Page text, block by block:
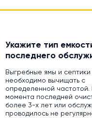
Укажите тип
последнего
Выгребные ямы и септики
необходимо вычищать с
определенной частотой.
момента последней
более 3-х лет или
проводилось не